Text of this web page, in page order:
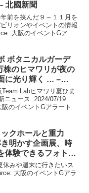
北國新聞
前を挟んだ９～１１月を
リオンやイベントの情報
大阪のイベントGアラ
ボタニカルガーデ
株のヒマワリが夜の
に光り輝く … –
Labヒマワリ夏ひま
ニュース. 2024/07/19
のイベントGアラート
クホールと重力
明かす企画展、時
体験できるフォト
みや週末に行きたいス
大阪のイベントGアラ